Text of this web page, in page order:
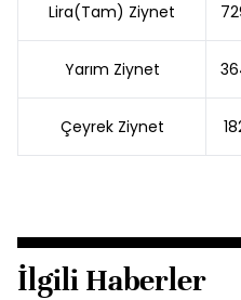
Lira(Tam) Ziynet
Yarım Ziynet
Çeyrek Ziynet
İlgili Haberler